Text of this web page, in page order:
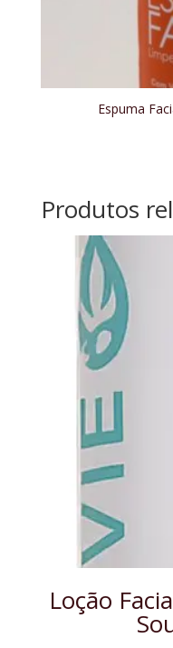
Espuma
Produtos
Loção